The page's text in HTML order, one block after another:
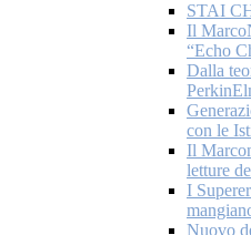
STAI
Il
“Echo
Dalla
con le
Il
letture
I
Nuovo